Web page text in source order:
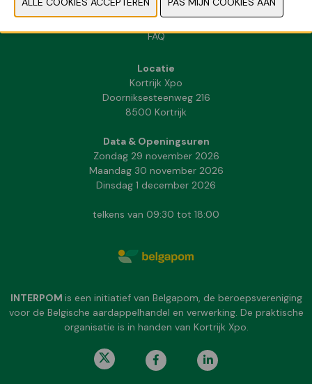
Pers- en beeldmateriaal
FAQ
Locatie
Kortrijk Xpo
Doorniksesteenweg 216
8500 Kortrijk
Data & Openingsuren
Zondag 29 november 2026
Maandag 30 november 2026
Dinsdag 1 december 2026
telkens van 09:30 tot 18:00
INTERPOM is een initiatief van Belgapom, de beroepsvereniging
voor de Belgische aardappelhandel en verwerking. De praktische
organisatie is in handen van Kortrijk Xpo.